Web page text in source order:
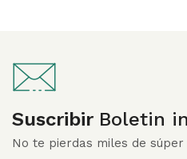
Suscribir Boletin
No te pierdas miles de súper